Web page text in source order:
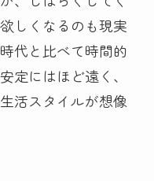
しくなるのも現実
代と比べて時間的
定にはほど遠く、
活スタイルが想像